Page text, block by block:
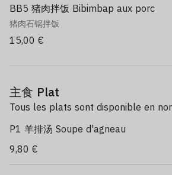
BB5 猪肉拌饭 Bibimbap aux porc
猪肉石锅拌饭
15,00 €
主食 Plat
Tous les plats sont disponible en
P1 羊排汤 Soupe d'agneau
9,80 €